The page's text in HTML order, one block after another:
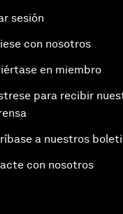
sesión
con nosotros
en miembro
para recibir
a nuestros
con nosotros